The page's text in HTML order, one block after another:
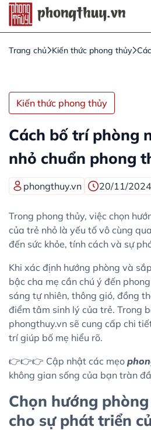
Trang chủ Kiến thức phong thủy
Kiến thức phong thủy
Cách bố trí phòng
nhỏ chuẩn phong
phongthuy.vn 20/11/2024
Trong phong thủy, việc chọn
của trẻ nhỏ là yếu tố vô cùng
đến sức khỏe, tính cách và sự
Khi xác định hướng phòng và
bậc cha mẹ cần chú ý đến
sáng tự nhiên, thông gió, đồng
điểm tâm sinh lý của trẻ. Trong
phongthuy.vn sẽ cung cấp chi
trí giúp bố mẹ hiểu rõ.
👉👉👉 Cập nhật các mẹo
không gian sống của bạn tràn
Chọn hướng
cho sự phát triển